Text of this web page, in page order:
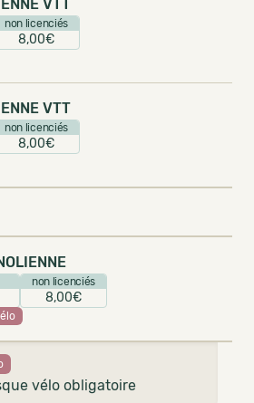
VTT
non licenciés
8,00€
VTT
non licenciés
8,00€
non licenciés
8,00€
vélo obligatoire